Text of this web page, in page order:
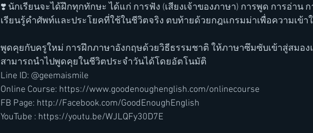
❣️ นักเรียนจะได้ฝึกทุกทักษะ ได้แก่ การฟัง (เสียงเจ้าของภาษา) การพูด การอ่าน ก
เรียนรู้คำศัพท์และประโยคที่ใช้ในชีวิตจริง ตบท้ายด้วยกฎแกรมม่าเพื่อความเข้า
พูดคุยกับครูใหม่ การฝึกภาษาอังกฤษด้วยวิธีธรรมชาติ ให้ภาษาซึมซับเข้าสู่สมอ
สามารถนำไปพูดคุยในชีวิตประจำวันได้โดยอัตโนมัติ
Line ID: @geemaismile
Online Course: https://www.goodenoughenglish.com/onlinecourse
FB Page: http://Facebook.com/GoodEnoughEnglish
YouTube : https://youtu.be/WJLQFy30D7E